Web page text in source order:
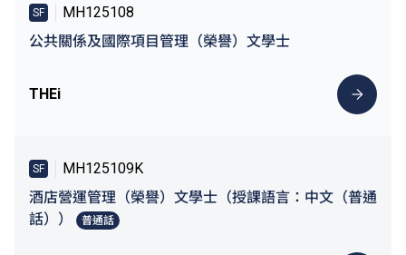
SF
MH125108
公共關係及國際項目管理（榮譽）文學士
THEi
SF
MH125109K
酒店營運管理（榮譽）文學士（授課語言：中文（普通
話））
普通話